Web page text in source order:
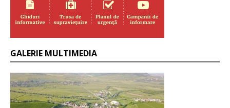
GALERIE MULTIMEDIA